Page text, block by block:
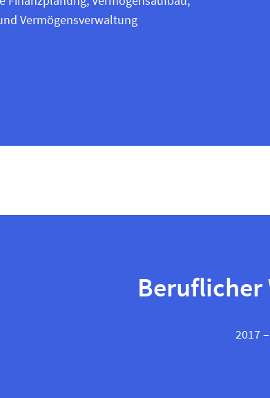
Vermögens­verwaltung
Beruflicher
2017